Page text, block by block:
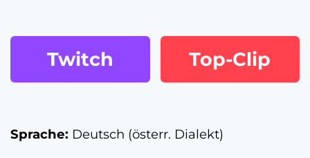
Twitch Top-Clip
Sprache: Deutsch (österr. Dialekt)